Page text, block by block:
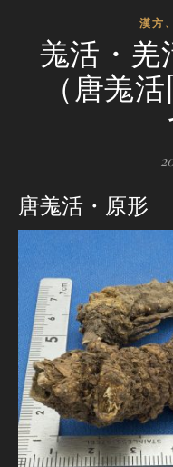
漢方
羗活・羌
（唐羗
唐羗活・原形